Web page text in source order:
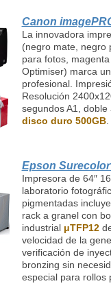
Canon
La innovadora
(negro mate, negro
para fotos,
Optimiser) marca
profesional.
Resolución
segundos A1,
disco duro 500GB.
Epson Surecolor
Impresora de 64″
laboratorio
pigmentadas
rack a granel con
industrial μTFP12
velocidad de la
verificación de
bronzing sin
especial para rollos